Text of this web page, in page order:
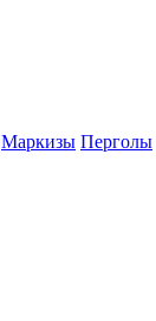
Маркизы Перголы